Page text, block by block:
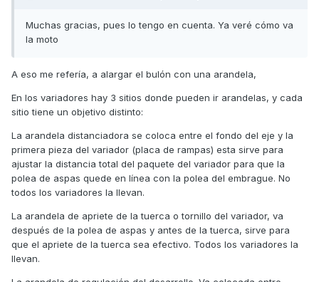
Muchas gracias, pues lo tengo en cuenta. Ya veré cómo va
la moto
A eso me refería, a alargar el bulón con una arandela,
En los variadores hay 3 sitios donde pueden ir arandelas, y cada
sitio tiene un objetivo distinto:
La arandela distanciadora se coloca entre el fondo del eje y la
primera pieza del variador (placa de rampas) esta sirve para
ajustar la distancia total del paquete del variador para que la
polea de aspas quede en línea con la polea del embrague. No
todos los variadores la llevan.
La arandela de apriete de la tuerca o tornillo del variador, va
después de la polea de aspas y antes de la tuerca, sirve para
que el apriete de la tuerca sea efectivo. Todos los variadores la
llevan.